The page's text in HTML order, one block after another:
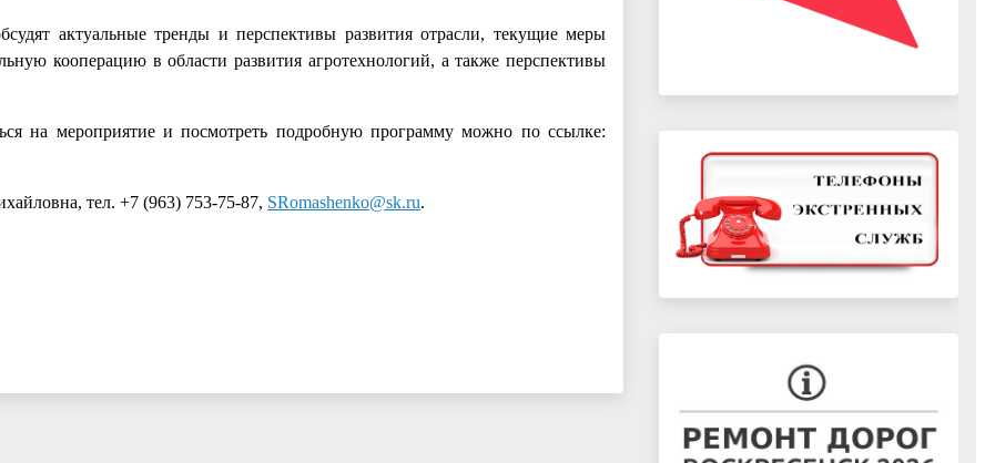
актуальные тренды и перспективы развития отрасли, текущие меры
кооперацию в области развития агротехнологий, а также перспективы
на мероприятие и посмотреть подробную программу можно по ссылке:
тел. +7 (963) 753-75-87, SRomashenko@sk.ru.